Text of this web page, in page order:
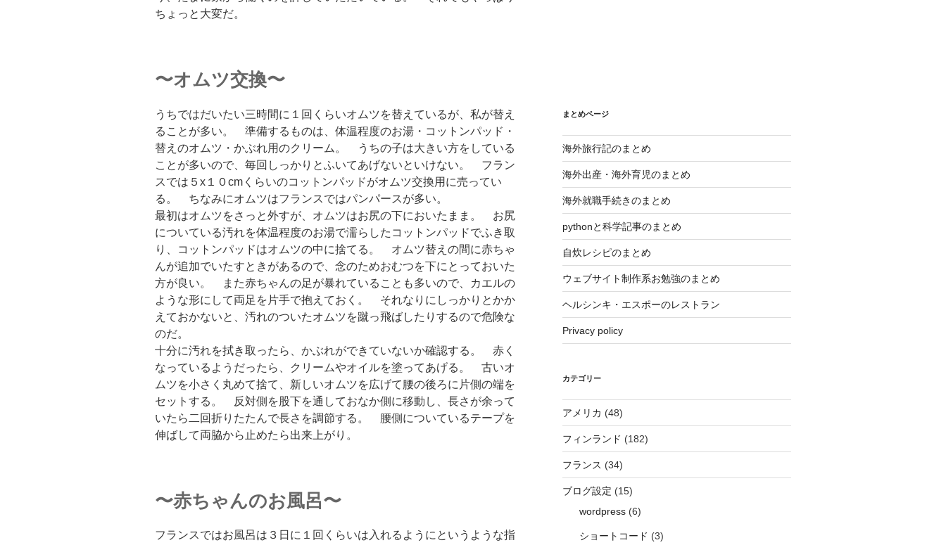
ちょっと大変だ。
〜オムツ交換〜
うちではだいたい三時間に１回くらいオムツを替えているが、私が替え
ることが多い。 準備するものは、体温程度のお湯・コットンパッド・
替えのオムツ・かぶれ用のクリーム。 うちの子は大きい方をしている
ことが多いので、毎回しっかりとふいてあげないといけない。 フラン
スでは５x１０cmくらいのコットンパッドがオムツ交換用に売ってい
る。 ちなみにオムツはフランスではパンパースが多い。
最初はオムツをさっと外すが、オムツはお尻の下においたまま。 お尻
についている汚れを体温程度のお湯で濡らしたコットンパッドでふき取
り、コットンパッドはオムツの中に捨てる。 オムツ替えの間に赤ちゃ
んが追加でいたすときがあるので、念のためおむつを下にとっておいた
方が良い。 また赤ちゃんの足が暴れていることも多いので、カエルの
ような形にして両足を片手で抱えておく。 それなりにしっかりとかか
えておかないと、汚れのついたオムツを蹴っ飛ばしたりするので危険な
のだ。
十分に汚れを拭き取ったら、かぶれができていないか確認する。 赤く
なっているようだったら、クリームやオイルを塗ってあげる。 古いオ
ムツを小さく丸めて捨て、新しいオムツを広げて腰の後ろに片側の端を
セットする。 反対側を股下を通しておなか側に移動し、長さが余って
いたら二回折りたたんで長さを調節する。 腰側についているテープを
伸ばして両脇から止めたら出来上がり。
〜赤ちゃんのお風呂〜
フランスではお風呂は３日に１回くらいは入れるようにというような指
まとめページ
海外旅行記のまとめ
海外出産・海外育児のまとめ
海外就職手続きのまとめ
pythonと科学記事のまとめ
自炊レシピのまとめ
ウェブサイト制作系お勉強のまとめ
ヘルシンキ・エスポーのレストラン
Privacy policy
カテゴリー
アメリカ (48)
フィンランド (182)
フランス (34)
ブログ設定 (15)
wordpress(6)
ショートコード (3)